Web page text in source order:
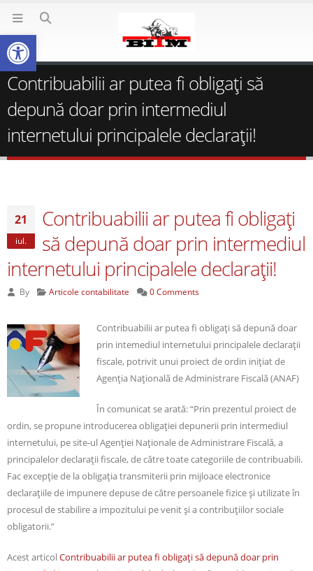
Contribuabilii ar putea fi obligaţi să
depună doar prin intermediul
internetului principalele declaraţii!
21
iul.
Contribuabilii ar putea fi obligaţi
să depună doar prin intermediul
internetului principalele declaraţii!
By Articole contabilitate 0 Comments
Contribuabilii ar putea fi obligaţi să depună doar
prin intemediul internetului principalele declaraţii
fiscale, potrivit unui proiect de ordin iniţiat de
Agenţia Naţională de Administrare Fiscală (ANAF)
În comunicat se arată: “Prin prezentul proiect de
ordin, se propune introducerea obligaţiei depunerii prin intermediul
internetului, pe site-ul Agenţiei Naţionale de Administrare Fiscală, a
principalelor declaraţii fiscale, de către toate categoriile de contribuabili.
Fac excepţie de la obligaţia transmiterii prin mijloace electronice
declaraţiile de impunere depuse de către persoanele fizice şi utilizate în
procesul de stabilire a impozitului pe venit şi a contribuţiilor sociale
obligatorii.”
Acest articolContribuabilii ar putea fi obligaţi să depună doar prin
Deschide bara de unelte